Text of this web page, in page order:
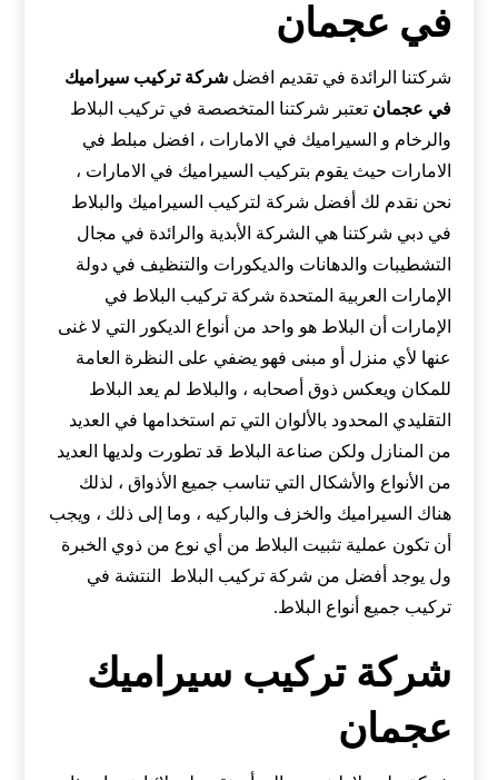
في عجمان
شركتنا الرائدة في تقديم افضلشركة تركيب سيراميك
في عجمان تعتبر شركتنا المتخصصة في تركيب البلاط
والرخام و السيراميك في الامارات ، افضل مبلط في
الامارات حيث يقوم بتركيب السيراميك في الامارات ،
نحن نقدم لك أفضل شركة لتركيب السيراميك والبلاط
في دبي شركتنا هي الشركة الأبدية والرائدة في مجال
التشطيبات والدهانات والديكورات والتنظيف في دولة
الإمارات العربية المتحدة شركة تركيب البلاط في
الإمارات أن البلاط هو واحد من أنواع الديكور التي لا غنى
عنها لأي منزل أو مبنى فهو يضفي على النظرة العامة
للمكان ويعكس ذوق أصحابه ، والبلاط لم يعد البلاط
التقليدي المحدود بالألوان التي تم استخدامها في العديد
من المنازل ولكن صناعة البلاط قد تطورت ولديها العديد
من الأنواع والأشكال التي تناسب جميع الأذواق ، لذلك
هناك السيراميك والخزف والباركيه ، وما إلى ذلك ، ويجب
أن تكون عملية تثبيت البلاط من أي نوع من ذوي الخبرة
ول يوجد أفضل من شركة تركيب البلاط النتشة في
تركيب جميع أنواع البلاط.
شركة تركيب سيراميك
عجمان